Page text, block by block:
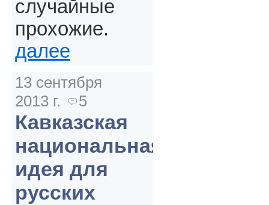
случайные
прохожие.
далее
13 сентября
2013 г.
5
Кавказская
национальная
идея для
русских